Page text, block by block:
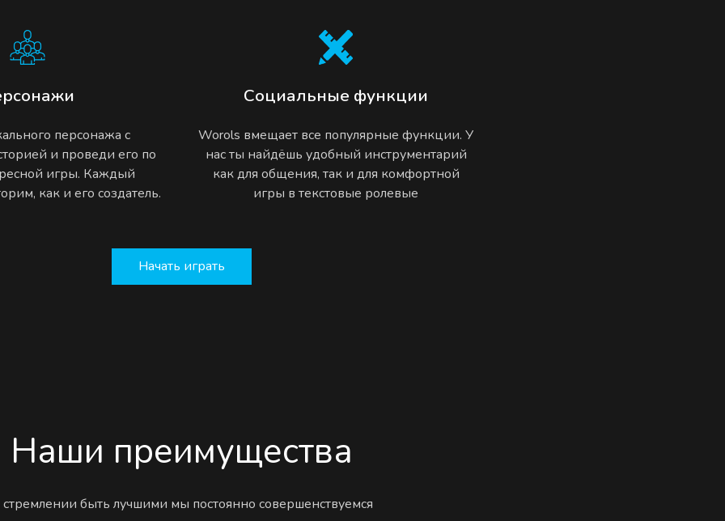
персонажа с
и проведи его по
игры. Каждый
как и его создатель.
Социальные функции
Worols вмещает все популярные функции. У
нас ты найдёшь удобный инструментарий
как для общения, так и для комфортной
игры в текстовые ролевые
Начать играть
Наши преимущества
быть лучшими мы постоянно совершенствуемся